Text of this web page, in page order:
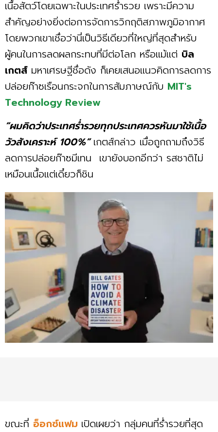
เนื้อสัตว์โดยเฉพาะในประเทศร่ำรวย เพราะมีความ
สำคัญอย่างยิ่งต่อการจัดการวิกฤติสภาพภูมิอากาศ
โดยพวกเขาเชื่อว่านี่เป็นวิธีเดียวที่ใหญ่ที่สุดสำหรับ
ผู้คนในการลดผลกระทบที่มีต่อโลก หรือแม้แต่ บิล
เกตส์มหาเศรษฐีชื่อดัง ก็เคยเสนอแนวคิดการลดการ
ปล่อยก๊าซเรือนกระจกในการสัมภาษณ์กับ MIT's
Technology Review
“ผมคิดว่าประเทศร่ำรวยทุกประเทศควรหันมาใช้เนื้อ
วัวสังเคราะห์ 100%”เกตส์กล่าว เมื่อถูกถามถึงวิธี
ลดการปล่อยก๊าซมีเทน เขายังบอกอีกว่า รสชาติไม่
เหมือนเนื้อแต่เดี๋ยวก็ชิน
ขณะที่ อ็อกซ์แฟม เปิดเผยว่า กลุ่มคนที่ร่ำรวยที่สุด